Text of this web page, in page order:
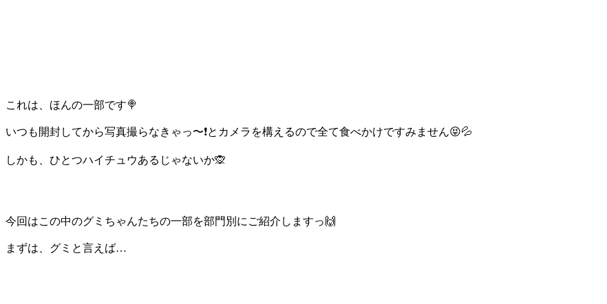
これは、ほんの一部です🍭
いつも開封してから写真撮らなきゃっ〜❗️とカメラを構えるので全て食べかけですみません😝💦
しかも、ひとつハイチュウあるじゃないか🙊
今回はこの中のグミちゃんたちの一部を部門別にご紹介しますっ🙌
まずは、グミと言えば…